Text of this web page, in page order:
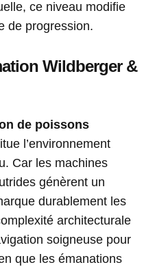
ce niveau modifie
de progression.
Wildberger &
de poissons
l’environnement
Car les machines
génèrent un
durablement les
architecturale
soigneuse pour
que les émanations